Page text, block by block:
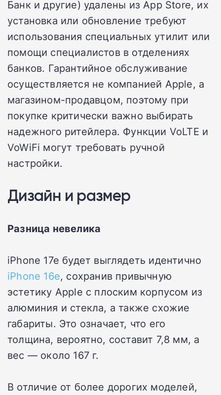
Банк и другие) удалены из App Store, их
установка или обновление требуют
использования специальных утилит или
помощи специалистов в отделениях
банков. Гарантийное обслуживание
осуществляется не компанией Apple, а
магазином-продавцом, поэтому при
покупке критически важно выбирать
надежного ритейлера. Функции VoLTE и
VoWiFi могут требовать ручной
настройки.
Дизайн и размер
Разница невелика
iPhone 17e будет выглядеть идентично
iPhone 16e, сохранив привычную
эстетику Apple с плоским корпусом из
алюминия и стекла, а также схожие
габариты. Это означает, что его
толщина, вероятно, составит 7,8 мм, а
вес — около 167 г.
В отличие от более дорогих моделей,